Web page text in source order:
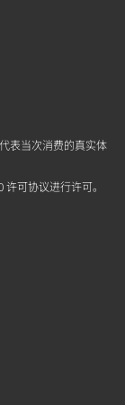
表当次消费的真实体
许可协议进行许可。